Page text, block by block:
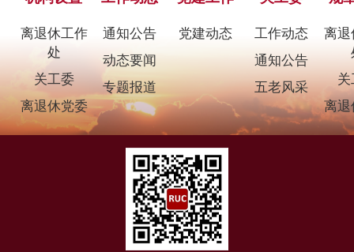
离退休工作
处
关工委
离退休党委
通知公告
动态要闻
专题报道
党建动态
工作动态
通知公告
五老风采
离退
关
离退